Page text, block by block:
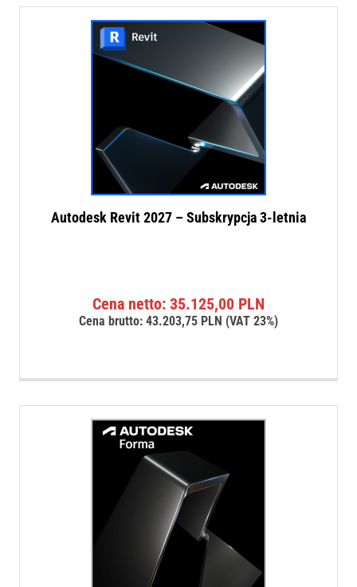
Autodesk Revit 2027 – Subskrypcja 3-letnia
Cena netto:35.125,00 PLN
Cena brutto:43.203,75 PLN (VAT 23%)